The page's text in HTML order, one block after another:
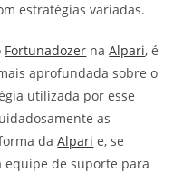
estratégias variadas.
Fortunadozer naAlpari, é
aprofundada sobre o
utilizada por esse
as
daAlpari e, se
equipe de suporte para